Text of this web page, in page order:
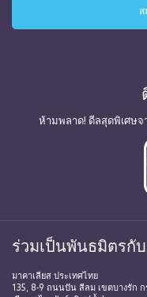
ห้ามพลาด! ดีลสุดพิเศษจ
ร่วมเป็นพันธมิตรกับ
มาคาเลียส ประเทศไทย
135, 8-9 ถนนปัน สีลม เขตบางรัก ก